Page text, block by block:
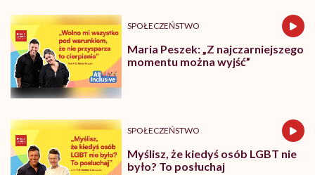
SPOŁECZEŃSTWO
Maria Peszek: „Z najczarniejszego
momentu można wyjść”
SPOŁECZEŃSTWO
Myślisz, że kiedyś osób LGBT nie
było? To posłuchaj